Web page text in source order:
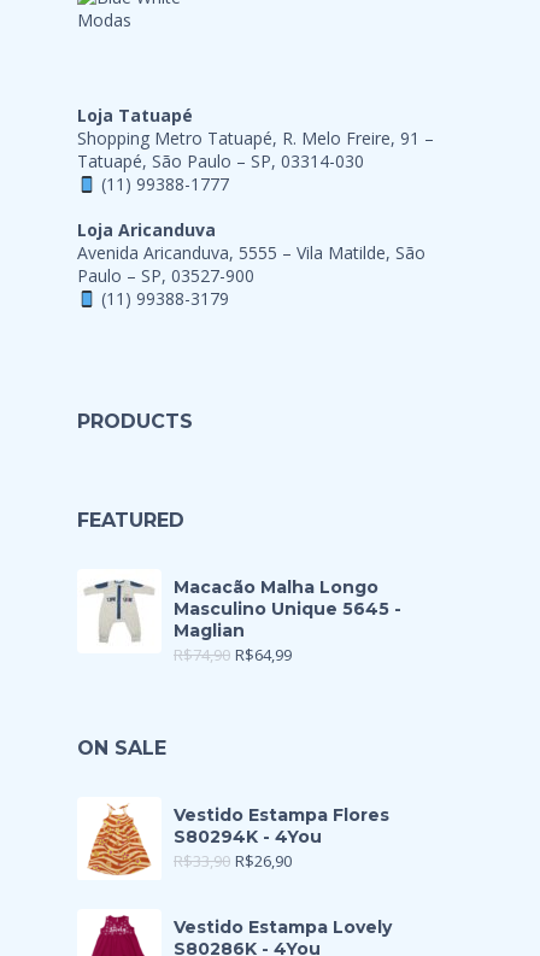
Loja Tatuapé
Shopping Metro Tatuapé, R. Melo Freire, 91 –
Tatuapé, São Paulo – SP, 03314-030
(11) 99388-1777
Loja Aricanduva
Avenida Aricanduva, 5555 – Vila Matilde, São
Paulo – SP, 03527-900
(11) 99388-3179
PRODUCTS
FEATURED
Macacão Malha Longo
Masculino Unique 5645 -
Maglian
R$74,90 R$64,99
ON SALE
Vestido Estampa Flores
S80294K - 4You
R$33,90 R$26,90
Vestido Estampa Lovely
S80286K - 4You